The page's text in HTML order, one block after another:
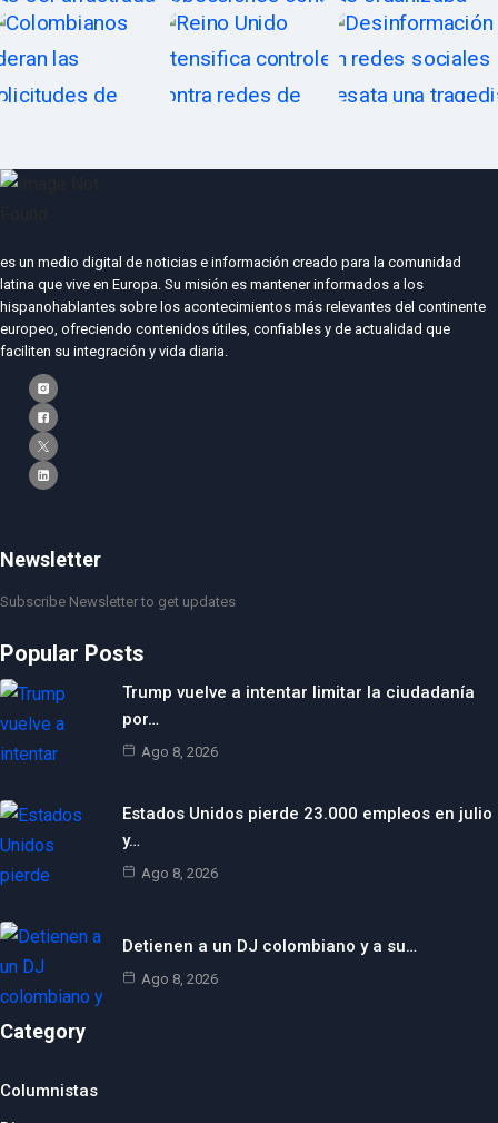
es un medio digital de noticias e información creado para la comunidad
latina que vive en Europa. Su misión es mantener informados a los
hispanohablantes sobre los acontecimientos más relevantes del continente
europeo, ofreciendo contenidos útiles, confiables y de actualidad que
faciliten su integración y vida diaria.
Newsletter
Subscribe Newsletter to get updates
Popular Posts
Trump vuelve a intentar limitar la ciudadanía
por…
Ago 8, 2026
Estados Unidos pierde 23.000 empleos en julio
y…
Ago 8, 2026
Detienen a un DJ colombiano y a su…
Ago 8, 2026
Category
Columnistas